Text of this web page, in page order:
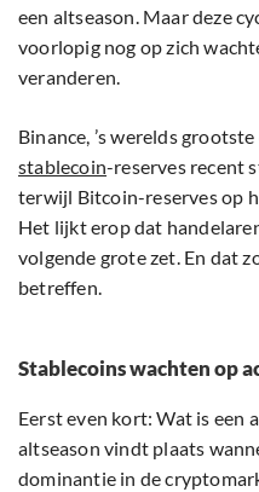
een altseason. Maar deze
voorlopig nog op zich
veranderen.
Binance, ’s werelds
stablecoin-reserves recent
terwijl Bitcoin-reserves op
Het lijkt erop dat
volgende grote zet. En dat
betreffen.
Stablecoins wachten op
Eerst even kort: Wat is een
altseason vindt plaats
dominantie in de